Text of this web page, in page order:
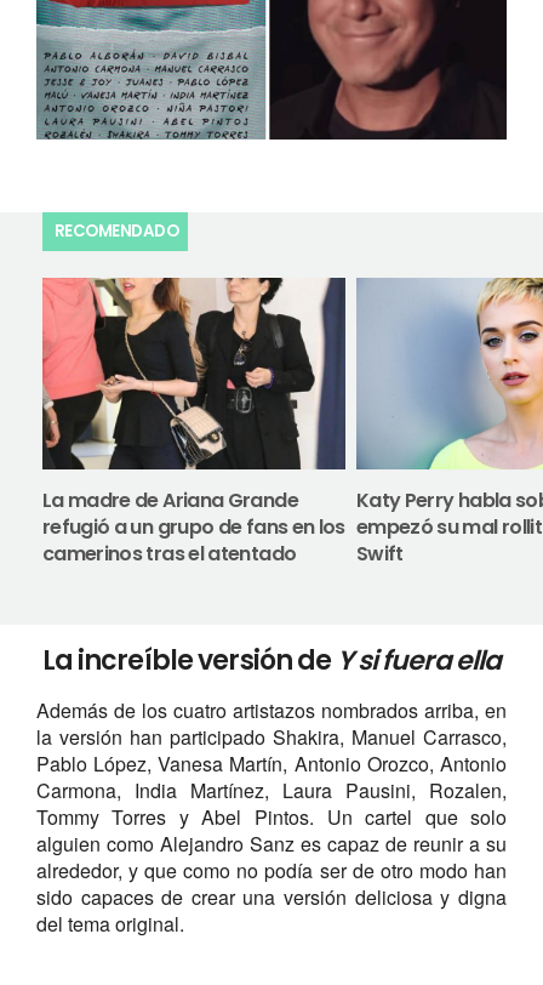
RECOMENDADO
La madre de Ariana Grande
refugió a un grupo de fans en los
camerinos tras el atentado
Katy Perry habla
empezó su mal
Swift
La increíble versión de Y si fuera ella
Además de los cuatro artistazos nombrados arriba, en
la versión han participado Shakira, Manuel Carrasco,
Pablo López, Vanesa Martín, Antonio Orozco, Antonio
Carmona, India Martínez, Laura Pausini, Rozalen,
Tommy Torres y Abel Pintos. Un cartel que solo
alguien como Alejandro Sanz es capaz de reunir a su
alrededor, y que como no podía ser de otro modo han
sido capaces de crear una versión deliciosa y digna
del tema original.